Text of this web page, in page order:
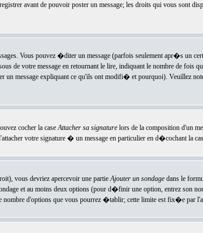
avant de pouvoir poster un message; les droits qui vous sont
Vous pouvez �diter un message (parfois seulement apr�s un
votre message en retournant le lire, indiquant le nombre de fois
message expliquant ce qu'ils ont modifi� et pourquoi). Veuillez
cocher la caseAttacher sa signaturelors de la composition d'un
votre signature � un message en particulier en d�cochant la
vous devriez apercevoir une partieAjouter un sondagedans le
et au moins deux options (pour d�finir une option, entrez son
d'options que vous pourrez �tablir; cette limite est fix�e par